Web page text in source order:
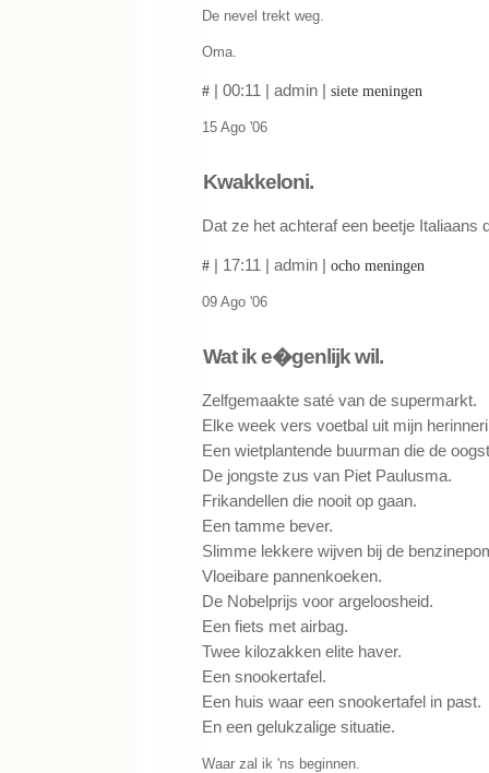
De nevel trekt weg.
Oma.
# | 00:11 | admin | siete meningen
15 Ago '06
Kwakkeloni.
Dat ze het achteraf een beetje Italiaans
# | 17:11 | admin | ocho meningen
09 Ago '06
Wat ik e�genlijk wil.
Zelfgemaakte saté van de supermarkt.
Elke week vers voetbal uit mijn
Een wietplantende buurman die de
De jongste zus van Piet Paulusma.
Frikandellen die nooit op gaan.
Een tamme bever.
Slimme lekkere wijven bij de
Vloeibare pannenkoeken.
De Nobelprijs voor argeloosheid.
Een fiets met airbag.
Twee kilozakken elite haver.
Een snookertafel.
Een huis waar een snookertafel in past.
En een gelukzalige situatie.
Waar zal ik 'ns beginnen.